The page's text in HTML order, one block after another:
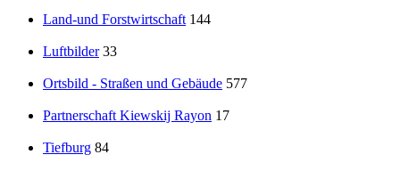
Land-und Forstwirtschaft 144
Luftbilder 33
Ortsbild - Straßen und Gebäude 577
Partnerschaft Kiewskij Rayon 17
Tiefburg 84